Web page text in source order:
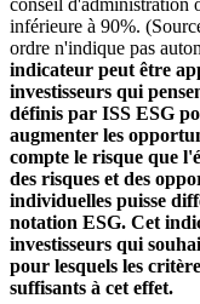
inférieure à 90%.
ordre n'indique pas
indicateur peut être
investisseurs qui
définis par ISS ESG
augmenter les
compte le risque que
des risques et des
individuelles puisse
notation ESG. Cet
investisseurs qui
pour lesquels les
suffisants à cet effet.